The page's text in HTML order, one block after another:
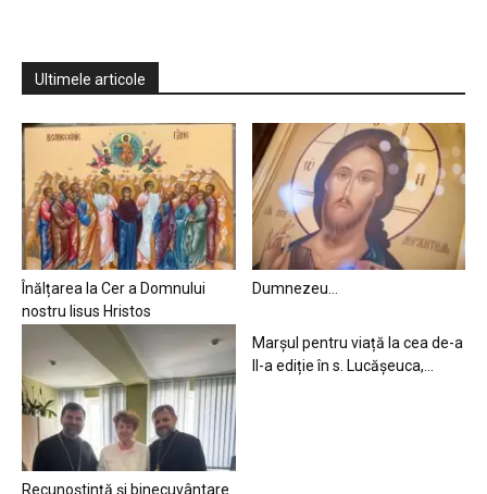
Ultimele articole
Înălțarea la Cer a Domnului
nostru Iisus Hristos
Dumnezeu…
Recunoștință și binecuvântare
Marșul pentru viață la cea de-a
II-a ediție în s. Lucășeuca,...